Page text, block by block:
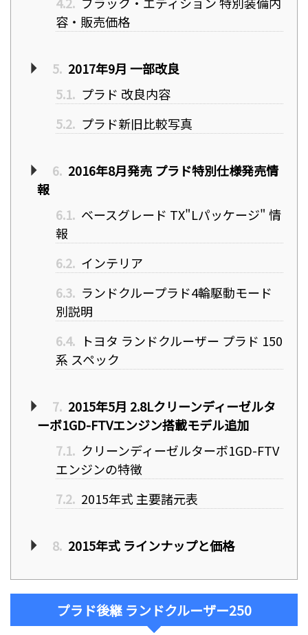
容・販売価格
5. 2017年9月 一部改良
5.1. プラド 改良内容
5.2. プラド新旧比較写真
6. 2016年8月発売 プラド特別仕様発売情
報
6.1. ベースグレード TX"Lパッケージ" 情
報
6.2. インテリア
6.3. ランドクループラド4輪駆動モード
別説明
6.4. トヨタ ランドクルーザー プラド 150
系 スペック
7. 2015年5月 2.8Lクリーンディーゼルタ
ーボ1GD-FTVエンジン搭載モデル追加
7.1. クリーンディーゼルターボ1GD-FTV
エンジンの特徴
7.2. 2015年式 主要諸元表
8. 2015年式 ラインナップと価格
プラド後継 ランドクルーザー250